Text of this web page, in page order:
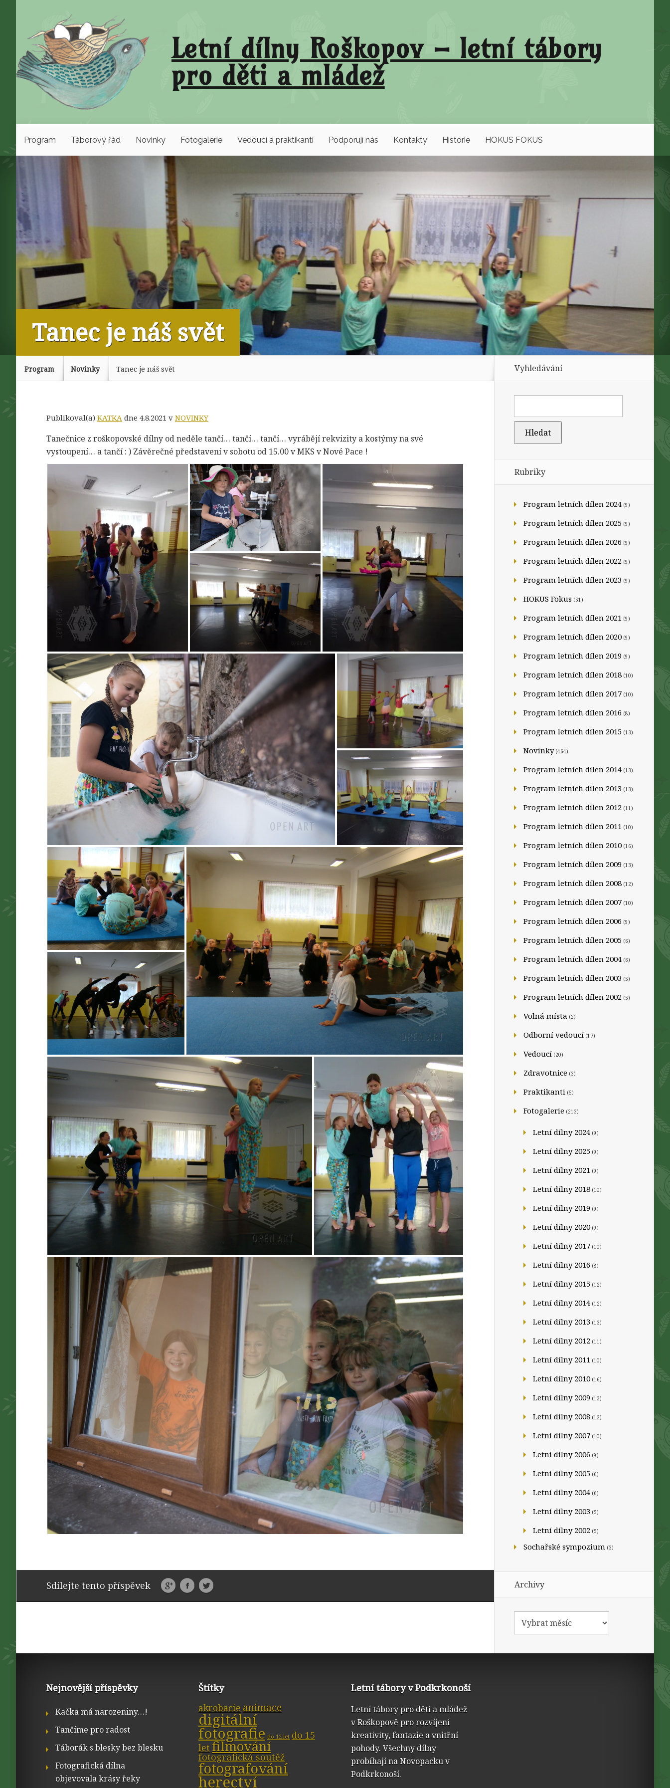
Letní dílny Roškopov – letní tábory
pro děti a mládež
Program Táborový řád Novinky Fotogalerie Vedoucí a praktikanti Podporují nás Kontakty Historie HOKUS FOKUS
Tanec je náš svět
Program Novinky Tanec je náš svět
Publikoval(a) KATKA dne 4.8.2021 v NOVINKY
Tanečnice z roškopovské dílny od neděle tančí… tančí… tančí… vyrábějí rekvizity a kostýmy na své
vystoupení… a tančí : ) Závěrečné představení v sobotu od 15.00 v MKS v Nové Pace !
Sdílejte tento příspěvek
Vyhledávání
Rubriky
Program letních dílen 2024 (9)
Program letních dílen 2025 (9)
Program letních dílen 2026 (9)
Program letních dílen 2022 (9)
Program letních dílen 2023 (9)
HOKUS Fokus (51)
Program letních dílen 2021 (9)
Program letních dílen 2020 (9)
Program letních dílen 2019 (9)
Program letních dílen 2018 (10)
Program letních dílen 2017 (10)
Program letních dílen 2016 (8)
Program letních dílen 2015 (13)
Novinky(464)
Program letních dílen 2014 (13)
Program letních dílen 2013 (13)
Program letních dílen 2012 (11)
Program letních dílen 2011 (10)
Program letních dílen 2010 (16)
Program letních dílen 2009 (13)
Program letních dílen 2008 (12)
Program letních dílen 2007 (10)
Program letních dílen 2006 (9)
Program letních dílen 2005 (6)
Program letních dílen 2004 (6)
Program letních dílen 2003 (5)
Program letních dílen 2002 (5)
Volná místa (2)
Odborní vedoucí (17)
Vedoucí (20)
Zdravotnice (3)
Praktikanti (5)
Fotogalerie (213)
Letní dílny 2024 (9)
Letní dílny 2025 (9)
Letní dílny 2021 (9)
Letní dílny 2018 (10)
Letní dílny 2019 (9)
Letní dílny 2020 (9)
Letní dílny 2017 (10)
Letní dílny 2016 (8)
Letní dílny 2015 (12)
Letní dílny 2014 (12)
Letní dílny 2013 (13)
Letní dílny 2012 (11)
Letní dílny 2011 (10)
Letní dílny 2010 (16)
Letní dílny 2009 (13)
Letní dílny 2008 (12)
Letní dílny 2007 (10)
Letní dílny 2006 (9)
Letní dílny 2005 (6)
Letní dílny 2004 (6)
Letní dílny 2003 (5)
Letní dílny 2002 (5)
Sochařské sympozium (3)
Archivy
Nejnovější příspěvky
Kačka má narozeniny…!
Tančíme pro radost
Táborák s blesky bez blesku
Fotografická dílna
objevovala krásy řeky
Štítky
akrobacie animace
digitální
fotografie do 12 let do 15
let filmování
fotografická soutěž
fotografování
herectví
Letní tábory v Podkrkonoší
Letní tábory pro děti a mládež
v Roškopově pro rozvíjení
kreativity, fantazie a vnitřní
pohody. Všechny dílny
probíhají na Novopacku v
Podkrkonoší.